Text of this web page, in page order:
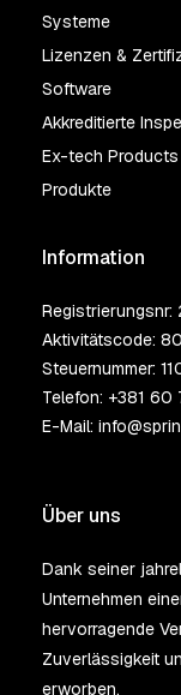
Systeme
Lizenzen &
Software
Akkreditierte
Ex-tech Products
Produkte
Information
Aktivitätscode:
Steuernummer:
Telefon: +381 60
E-Mail:
Über uns
Dank seiner
Unternehmen
hervorragende
Zuverlässigkeit
erworben.